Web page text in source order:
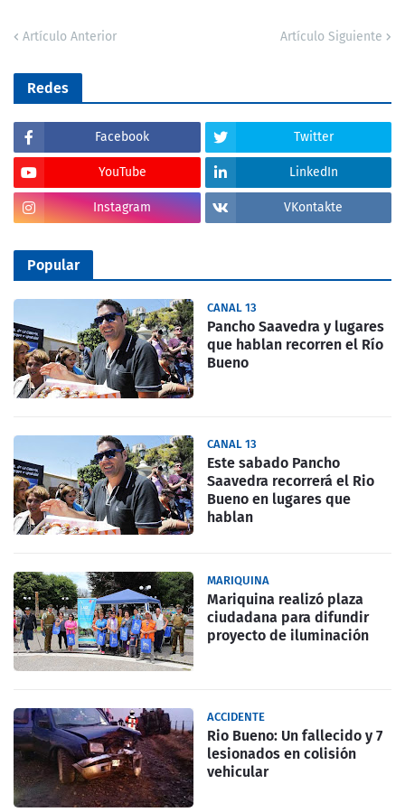
Artículo Anterior Artículo Siguiente
Redes
Facebook Twitter
YouTube LinkedIn
Instagram VKontakte
Popular
CANAL 13
Pancho Saavedra y lugares
que hablan recorren el Río
Bueno
CANAL 13
Este sabado Pancho
Saavedra recorrerá el Rio
Bueno en lugares que
hablan
MARIQUINA
Mariquina realizó plaza
ciudadana para difundir
proyecto de iluminación
ACCIDENTE
Rio Bueno: Un fallecido y 7
lesionados en colisión
vehicular